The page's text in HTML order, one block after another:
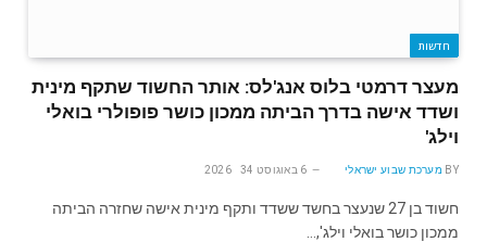
חדשות
מעצר דרמטי בלוס אנג'לס: אותר החשוד שתקף מינית
ושדד אישה בדרך הביתה ממכון כושר פופולרי בואלי
וילג'
BY מערכת שבוע ישראלי 6 באוגוסט 2026 34
חשוד בן 27 שנעצר בחשד ששדד ותקף מינית אישה שחזרה הביתה
ממכון כושר בואלי וילג',…